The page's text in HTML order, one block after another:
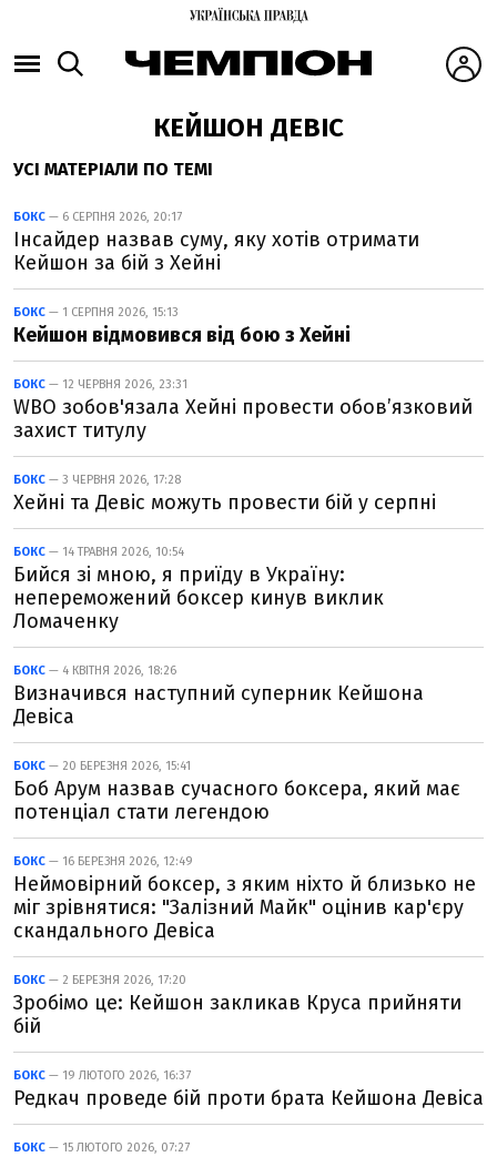
КЕЙШОН ДЕВІС
УСІ МАТЕРІАЛИ ПО ТЕМІ
БОКС — 6 СЕРПНЯ 2026, 20:17
Інсайдер назвав суму, яку хотів отримати
Кейшон за бій з Хейні
БОКС — 1 СЕРПНЯ 2026, 15:13
Кейшон відмовився від бою з Хейні
БОКС — 12 ЧЕРВНЯ 2026, 23:31
WBO зобов'язала Хейні провести обов’язковий
захист титулу
БОКС — 3 ЧЕРВНЯ 2026, 17:28
Хейні та Девіс можуть провести бій у серпні
БОКС — 14 ТРАВНЯ 2026, 10:54
Бийся зі мною, я приїду в Україну:
непереможений боксер кинув виклик
Ломаченку
БОКС — 4 КВІТНЯ 2026, 18:26
Визначився наступний суперник Кейшона
Девіса
БОКС — 20 БЕРЕЗНЯ 2026, 15:41
Боб Арум назвав сучасного боксера, який має
потенціал стати легендою
БОКС — 16 БЕРЕЗНЯ 2026, 12:49
Неймовірний боксер, з яким ніхто й близько не
міг зрівнятися: "Залізний Майк" оцінив кар'єру
скандального Девіса
БОКС — 2 БЕРЕЗНЯ 2026, 17:20
Зробімо це: Кейшон закликав Круса прийняти
бій
БОКС — 19 ЛЮТОГО 2026, 16:37
Редкач проведе бій проти брата Кейшона Девіса
БОКС — 15 ЛЮТОГО 2026, 07:27